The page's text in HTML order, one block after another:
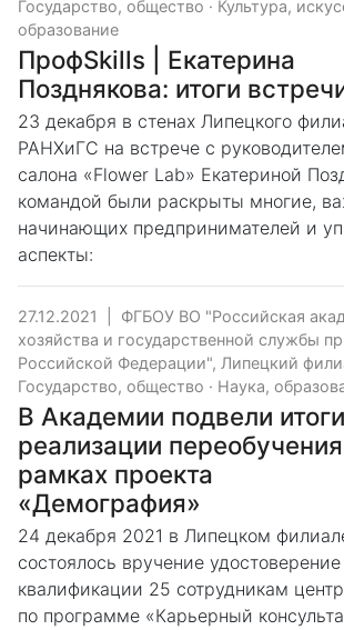
Государство, общество · Культура,
образование
ПрофSkills | Екатерина
Позднякова: итоги
23 декабря в стенах Липецкого
РАНХиГС на встрече с
салона «Flower Lab» Екатериной
командой были раскрыты многие,
начинающих предпринимателей и
аспекты:
27.12.2021
ФГБОУ ВО "Российская
хозяйства и государственной службы
Российской Федерации", Липецкий
Государство, общество · Наука,
В Академии подвели итоги
реализации
рамках проекта
«Демография»
24 декабря 2021 в Липецком
состоялось вручение
квалификации 25 сотрудникам
по программе «Карьерный